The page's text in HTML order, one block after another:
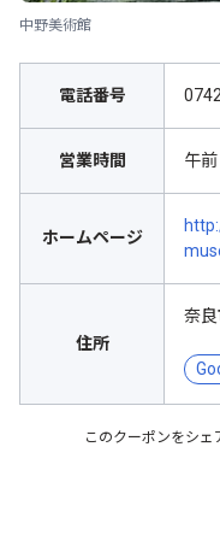
中野美術館
電話番号
営業時間 午
ホームページ
住所
奈
このクーポンをシェ